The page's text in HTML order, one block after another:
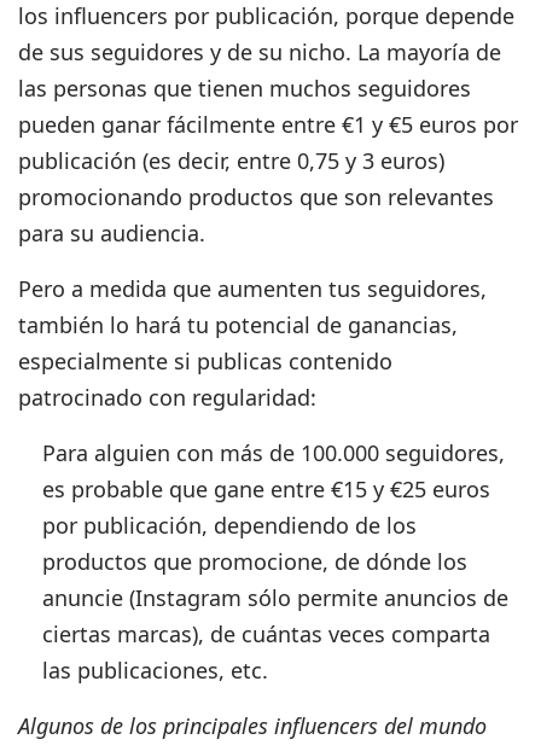
los influencers por publicación, porque depende
de sus seguidores y de su nicho. La mayoría de
las personas que tienen muchos seguidores
pueden ganar fácilmente entre €1 y €5 euros por
publicación (es decir, entre 0,75 y 3 euros)
promocionando productos que son relevantes
para su audiencia.
Pero a medida que aumenten tus seguidores,
también lo hará tu potencial de ganancias,
especialmente si publicas contenido
patrocinado con regularidad:
Para alguien con más de 100.000 seguidores,
es probable que gane entre €15 y €25 euros
por publicación, dependiendo de los
productos que promocione, de dónde los
anuncie (Instagram sólo permite anuncios de
ciertas marcas), de cuántas veces comparta
las publicaciones, etc.
Algunos de los principales influencers del mundo